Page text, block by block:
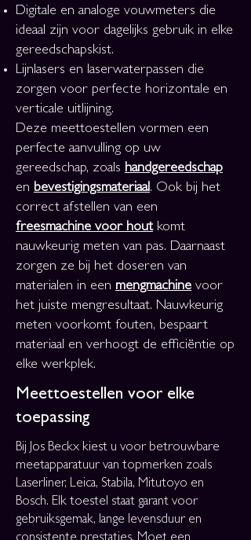
Digitale en analoge vouwmeters die
ideaal zijn voor dagelijks gebruik in elke
gereedschapskist.
Lijnlasers en laserwaterpassen die
zorgen voor perfecte horizontale en
verticale uitlijning.
Deze meettoestellen vormen een
perfecte aanvulling op uw
gereedschap, zoals handgereedschap
en bevestigingsmateriaal. Ook bij het
correct afstellen van een
freesmachine voor houtkomt
nauwkeurig meten van pas. Daarnaast
zorgen ze bij het doseren van
materialen in een mengmachine voor
het juiste mengresultaat. Nauwkeurig
meten voorkomt fouten, bespaart
materiaal en verhoogt de efficiëntie op
elke werkplek.
Meettoestellen voor elke
toepassing
Bij Jos Beckx kiest u voor betrouwbare
meetapparatuur van topmerken zoals
Laserliner, Leica, Stabila, Mitutoyo en
Bosch. Elk toestel staat garant voor
gebruiksgemak, lange levensduur en